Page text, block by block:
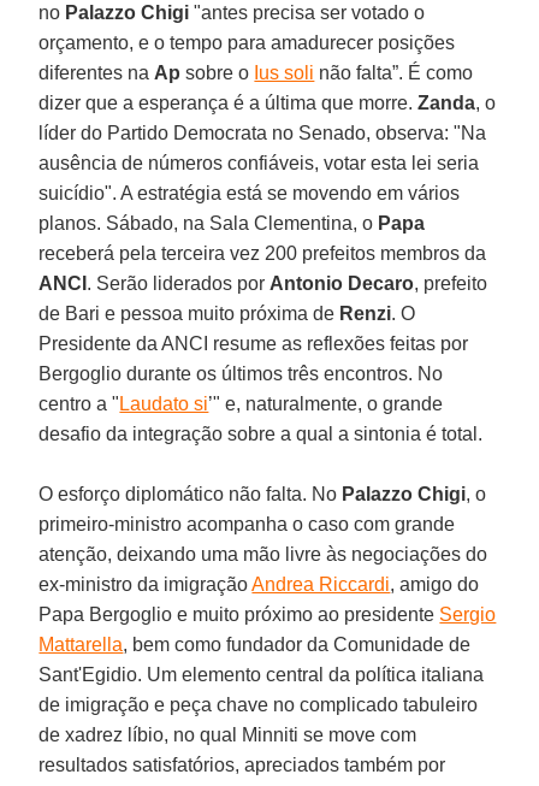
no Palazzo Chigi "antes precisa ser votado o
orçamento, e o tempo para amadurecer posições
diferentes na Ap sobre o Ius soli não falta”. É como
dizer que a esperança é a última que morre.Zanda, o
líder do Partido Democrata no Senado, observa: "Na
ausência de números confiáveis, votar esta lei seria
suicídio". A estratégia está se movendo em vários
planos. Sábado, na Sala Clementina, o Papa
receberá pela terceira vez 200 prefeitos membros da
ANCI . Serão liderados por Antonio Decaro, prefeito
de Bari e pessoa muito próxima de Renzi. O
Presidente da ANCI resume as reflexões feitas por
Bergoglio durante os últimos três encontros. No
centro a " Laudato si’" e, naturalmente, o grande
desafio da integração sobre a qual a sintonia é total.
O esforço diplomático não falta. No Palazzo Chigi, o
primeiro-ministro acompanha o caso com grande
atenção, deixando uma mão livre às negociações do
ex-ministro da imigraçãoAndrea Riccardi, amigo do
Papa Bergoglio e muito próximo ao presidente Sergio
Mattarella, bem como fundador da Comunidade de
Sant'Egidio. Um elemento central da política italiana
de imigração e peça chave no complicado tabuleiro
de xadrez líbio, no qual Minniti se move com
resultados satisfatórios, apreciados também por